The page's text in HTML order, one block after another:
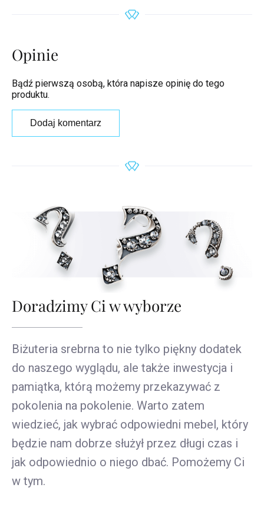
Opinie
Bądź pierwszą osobą, która napisze opinię do tego
produktu.
Dodaj komentarz
Doradzimy Ci w wyborze
Biżuteria srebrna to nie tylko piękny dodatek
do naszego wyglądu, ale także inwestycja i
pamiątka, którą możemy przekazywać z
pokolenia na pokolenie. Warto zatem
wiedzieć, jak wybrać odpowiedni mebel, który
będzie nam dobrze służył przez długi czas i
jak odpowiednio o niego dbać. Pomożemy Ci
w tym.